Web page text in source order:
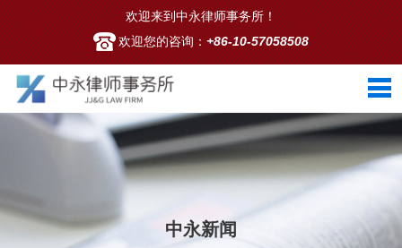
欢迎来到中永律师事务所！
欢迎您的咨询：+86-10-57058508
中永新闻